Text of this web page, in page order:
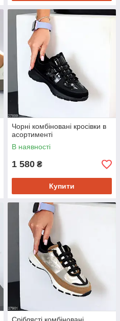
Чорні комбіновані кросівки в
асортименті
В наявності
1 580 ₴
Купити